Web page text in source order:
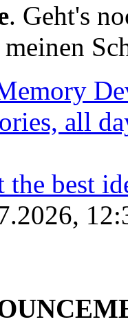
. Geht's
all
best